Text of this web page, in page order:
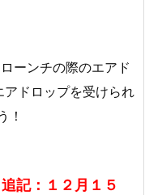
ーンチの際のエアド
アドロップを受けられ
！
追記：１２月１５